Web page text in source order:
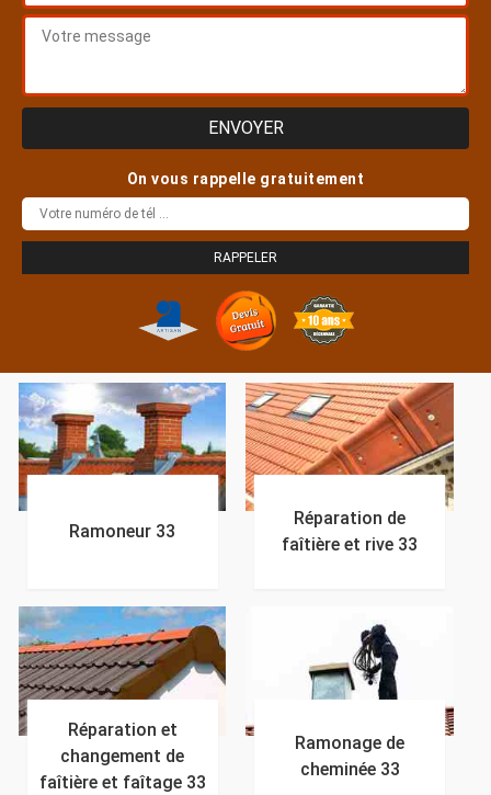
On vous rappelle gratuitement
Ramoneur 33
Réparation de
faîtière et rive 33
Réparation et
changement de
faîtière et faîtage 33
Ramonage de
cheminée 33